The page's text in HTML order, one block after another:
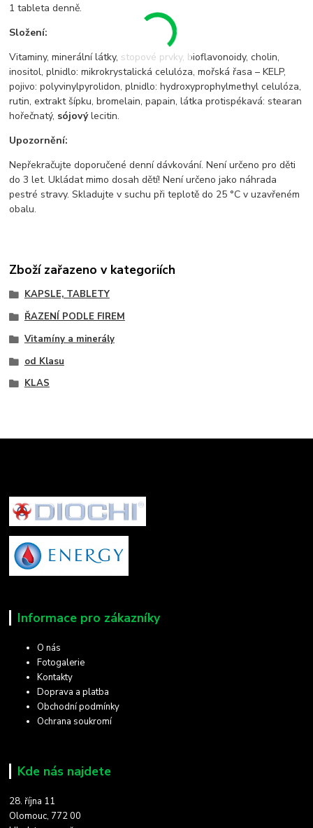
1 tableta denně.
Složení:
Vitaminy, minerální látky, stopové prvky, bioflavonoidy, cholin,
inositol, plnidlo: mikrokrystalická celulóza, mořská řasa – KELP,
pojivo: polyvinylpyrolidon, plnidlo: hydroxyprophylmethyl celulóza,
rutin, extrakt šípku, bromelain, papain, látka protispékavá: stearan
hořečnatý, sójovýlecitin.
Upozornění:
Nepřekračujte doporučené denní dávkování. Není určeno pro děti
do 3 let. Ukládat mimo dosah dětí! Není určeno jako náhrada
pestré stravy. Skladujte v suchu při teplotě do 25 °C v uzavřeném
obalu.
Zboží zařazeno v kategoriích
KAPSLE, TABLETY
ŘAZENÍ PODLE FIREM
Vitamíny a minerály
od Klasu
KLAS
Informace pro zákazníky
O nás
Fotogalerie
Kontakty
Doprava a platba
Obchodní podmínky
Ochrana soukromí
Kde nás najdete
28. října 11
Olomouc, 772 00